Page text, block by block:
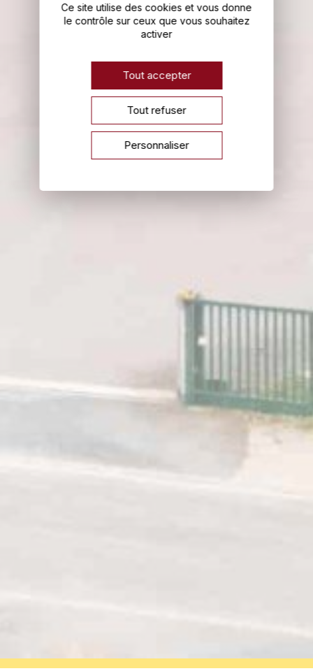
Ce site utilise des cookies et vous donne
le contrôle sur ceux que vous souhaitez
activer
Tout accepter
Tout refuser
Personnaliser